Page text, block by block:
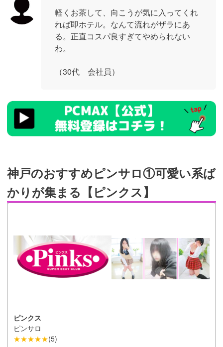
軽くお茶して、向こうが気に入ってくれ
れば即ホテル。なんて流れがザラにあ
る。正直コスパ良すぎてやめられない
わ。
（30代 会社員）
https://pcmax.jp/lp/?
ad_id=rm327007
神戸のおすすめピンサロ①可愛い系ば
かりが集まる【ピンクス】
ピンクス
ピンサロ
★★★★★(5)